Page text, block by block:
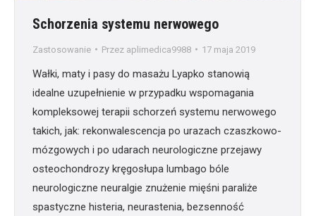
Schorzenia systemu nerwowego
Zastosowanie Przez aplimedica9988 17 maja 2019
Wałki, maty i pasy do masażu Lyapko stanowią
idealne uzupełnienie w przypadku wspomagania
kompleksowej terapii schorzeń systemu nerwowego
takich, jak: rekonwalescencja po urazach czaszkowo-
mózgowych i po udarach neurologiczne przejawy
osteochondrozy kręgosłupa lumbago bóle
neurologiczne neuralgie znużenie mięśni paraliże
spastyczne histeria, neurastenia, bezsenność